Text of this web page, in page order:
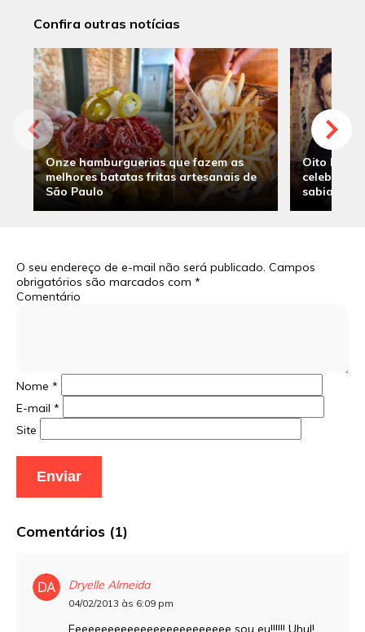
Confira outras notícias
Onze hamburguerias que fazem as
melhores batatas fritas artesanais de
São Paulo
Oito
sabia
O seu endereço de e-mail não será publicado. Campos
obrigatórios são marcados com *
Comentário
Nome *
E-mail *
Site
Comentários (1)
Dryelle Almeida
04/02/2013 às 6:09 pm
Eeeeeeeeeeeeeeeeeeeeeeeee sou eu!!!!!! Uhul!